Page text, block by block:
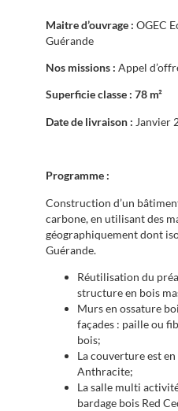
Maitre d’ouvrage : OGEC
Guérande
Nos missions : Appel
Superficie classe : 78 m²
Date de livraison : Janvier
Programme :
Construction d’un
carbone, en utilisant des
géographiquement dont
Guérande.
Réutilisation du
structure en bois
Murs en ossature
façades : paille ou
bois;
La couverture est
Anthracite;
La salle multi
bardage bois Red